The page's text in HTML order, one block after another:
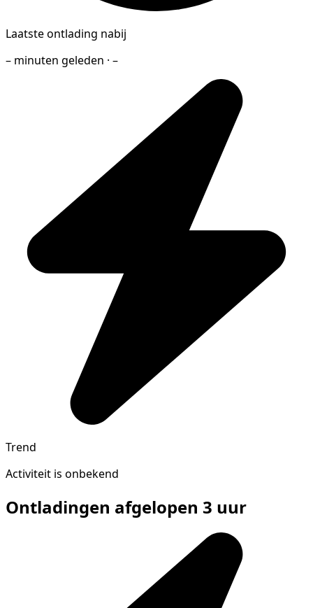
Laatste ontlading nabij
– minuten geleden · –
Trend
Activiteit is onbekend
Ontladingen afgelopen 3 uur